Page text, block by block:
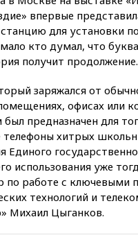
впервые
для установки
кто думал, что
получит продолжение.
заряжался от
офисах или
был предназначен для
хитрых
Единого
использования уже
по работе с ключевыми
технологий и
Михаил Цыганков.